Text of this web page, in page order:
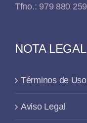
Tfno.: 979 880 259
NOTA LEGAL
Términos de Uso
Aviso Legal